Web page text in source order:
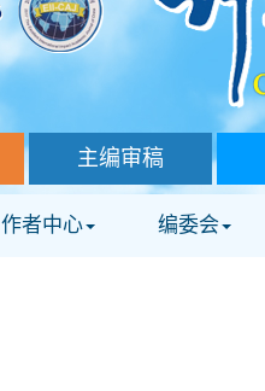
主编审稿
作者中心 编委会